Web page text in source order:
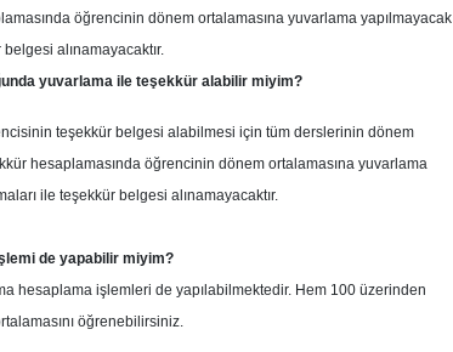
öğrencinin dönem ortalamasına yuvarlama yapılmayacak
alınamayacaktır.
yuvarlama ile teşekkür alabilir miyim?
teşekkür belgesi alabilmesi için tüm derslerinin dönem
hesaplamasında öğrencinin dönem ortalamasına yuvarlama
ile teşekkür belgesi alınamayacaktır.
de yapabilir miyim?
hesaplama işlemleri de yapılabilmektedir. Hem 100 üzerinden
öğrenebilirsiniz.